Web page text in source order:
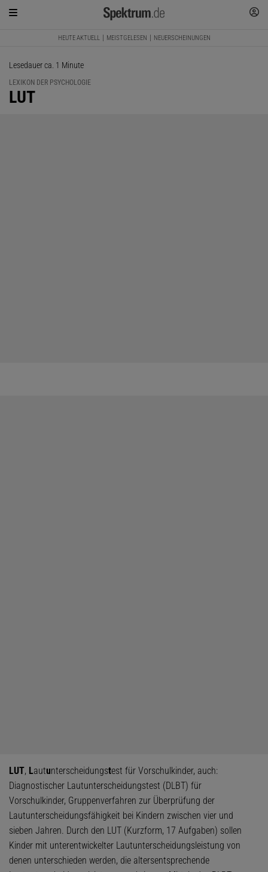
HEUTE AKTUELL MEISTGELESEN NEUERSCHEINUNGEN
Lesedauer ca. 1 Minute
LEXIKON DER PSYCHOLOGIE
:
LUT
LUT, Lautunterscheidungstest für Vorschulkinder, auch:
Diagnostischer Lautunterscheidungstest (DLBT) für
Vorschulkinder, Gruppenverfahren zur Überprüfung der
Lautunterscheidungsfähigkeit bei Kindern zwischen vier und
sieben Jahren. Durch den LUT (Kurzform, 17 Aufgaben) sollen
Kinder mit unterentwickelter Lautunterscheidungsleistung von
denen unterschieden werden, die altersentsprechende